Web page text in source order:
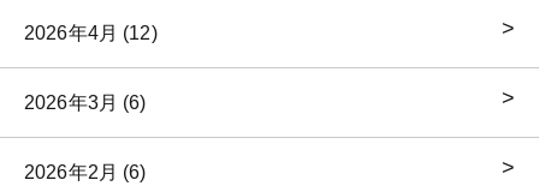
2026年4月 (12)
2026年3月 (6)
2026年2月 (6)